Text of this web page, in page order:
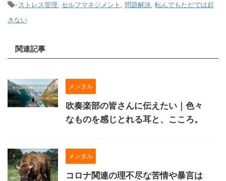
-ストレス管理 セルフマネジメント 問題解決 転んでもただでは起
きない
関連記事
メンタル
吹奏楽部の皆さんに伝えたい｜色々
なものを感じとれる耳と、こころ。
メンタル
コロナ関連の理不尽な苦情や暴言は